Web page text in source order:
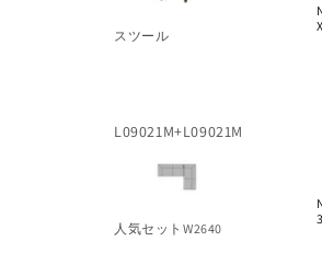
スツール
L09021M+L09021M
人気セットW2640